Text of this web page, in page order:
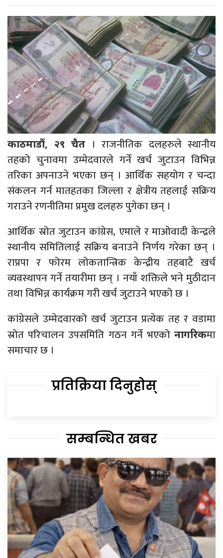
काठमाडौं, २९ चैत । राजनीतिक दलहरुले स्थानीय
तहको चुनावमा उम्मेदवारले गर्ने खर्च जुटाउन विभिन्न
तरिका अपनाउने भएका छन् । आर्थिक सहयोग र चन्दा
संकलन गर्न मातहतका जिल्ला र क्षेत्रीय तहलाई सक्रिय
गराउने रणनीतिमा प्रमुख दलहरु पुगेका छन् ।
आर्थिक स्रोत जुटाउन कांग्रेस, एमाले र माओवादी केन्द्रले
स्थानीय समितिलाई सक्रिय बनाउने निर्णय गरेका छन् ।
राप्रपा र फोरम लोकतान्त्रिक केन्द्रीय तहबाटै खर्च
व्यवस्थापन गर्ने तयारीमा छन् । नयाँ शक्तिले भने मुठीदान
तथा विभिन्न कार्यक्रम गरी खर्च जुटाउने भएको छ ।
कांग्रेसले उम्मेदवारको खर्च जुटाउन प्रत्येक तह र वडामा
स्रोत परिचालन उपसमिति गठन गर्ने भएकोनागरिकमा
समाचार छ ।
प्रतिक्रिया दिनुहोस्
सम्बन्धित खबर